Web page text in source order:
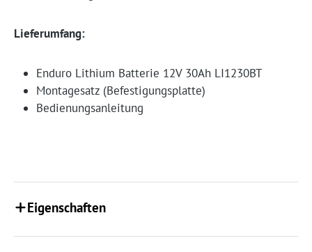
Lieferumfang:
Enduro Lithium Batterie 12V 30Ah LI1230BT
Montagesatz (Befestigungsplatte)
Bedienungsanleitung
Eigenschaften